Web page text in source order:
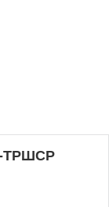
ТРШСР